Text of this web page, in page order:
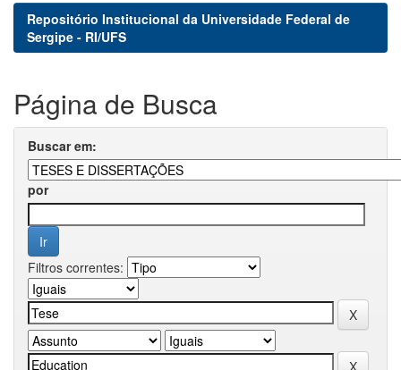
Repositório Institucional da Universidade Federal de
Sergipe - RI/UFS
Página de Busca
Buscar em:
por
Filtros correntes: